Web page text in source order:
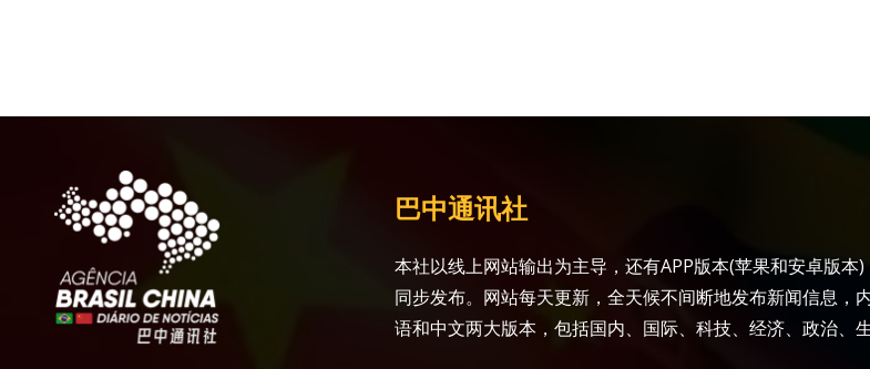
巴中通讯社
本社以线上网站输出为主导，还有APP版本(苹果和安卓版本
同步发布。网站每天更新，全天候不间断地发布新闻信息，
语和中文两大版本，包括国内、国际、科技、经济、政治、